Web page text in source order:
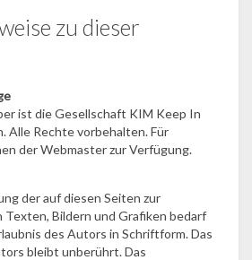
zu dieser
ist die Gesellschaft KIM Keep In
Alle Rechte vorbehalten. Für
der Webmaster zur Verfügung.
der auf diesen Seiten zur
Bildern und Grafiken bedarf
des Autors in Schriftform. Das
bleibt unberührt. Das